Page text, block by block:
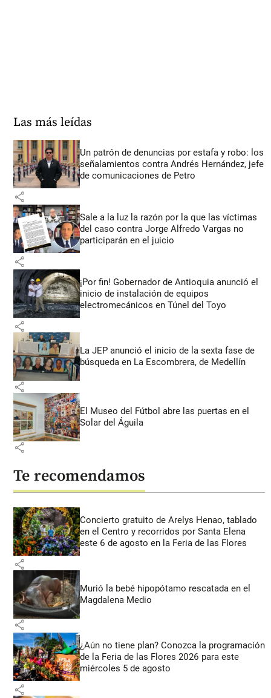
Las más leídas
Un patrón de denuncias por estafa y robo: los
señalamientos contra Andrés Hernández, jefe
de comunicaciones de Petro
share
Sale a la luz la razón por la que las víctimas
del caso contra Jorge Alfredo Vargas no
participarán en el juicio
share
¡Por fin! Gobernador de Antioquia anunció el
inicio de instalación de equipos
electromecánicos en Túnel del Toyo
share
La JEP anunció el inicio de la sexta fase de
búsqueda en La Escombrera, de Medellín
share
El Museo del Fútbol abre las puertas en el
Solar del Águila
share
Te recomendamos
Concierto gratuito de Arelys Henao, tablado
en el Centro y recorridos por Santa Elena
este 6 de agosto en la Feria de las Flores
share
Murió la bebé hipopótamo rescatada en el
Magdalena Medio
share
¿Aún no tiene plan? Conozca la programación
de la Feria de las Flores 2026 para este
miércoles 5 de agosto
share